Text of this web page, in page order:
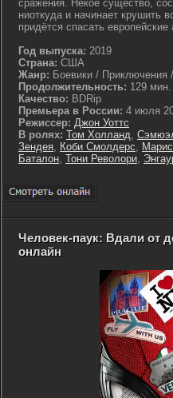
сражения. Некое существо,
ниоткуда и начинает крушить
придётся спасать
Год выпуска: 2019
Страна: США
Жанр: Боевики / Приключения
Продолжительность: 129
Качество: BDRip
Премьера в России: 4 июля
Режиссер: Джон Уоттс
В ролях: Том Холланд,
Зендея, Коби Смолдерс,
Баталон, Тони Револори,
Человек-паук: Вдали от
онлайн